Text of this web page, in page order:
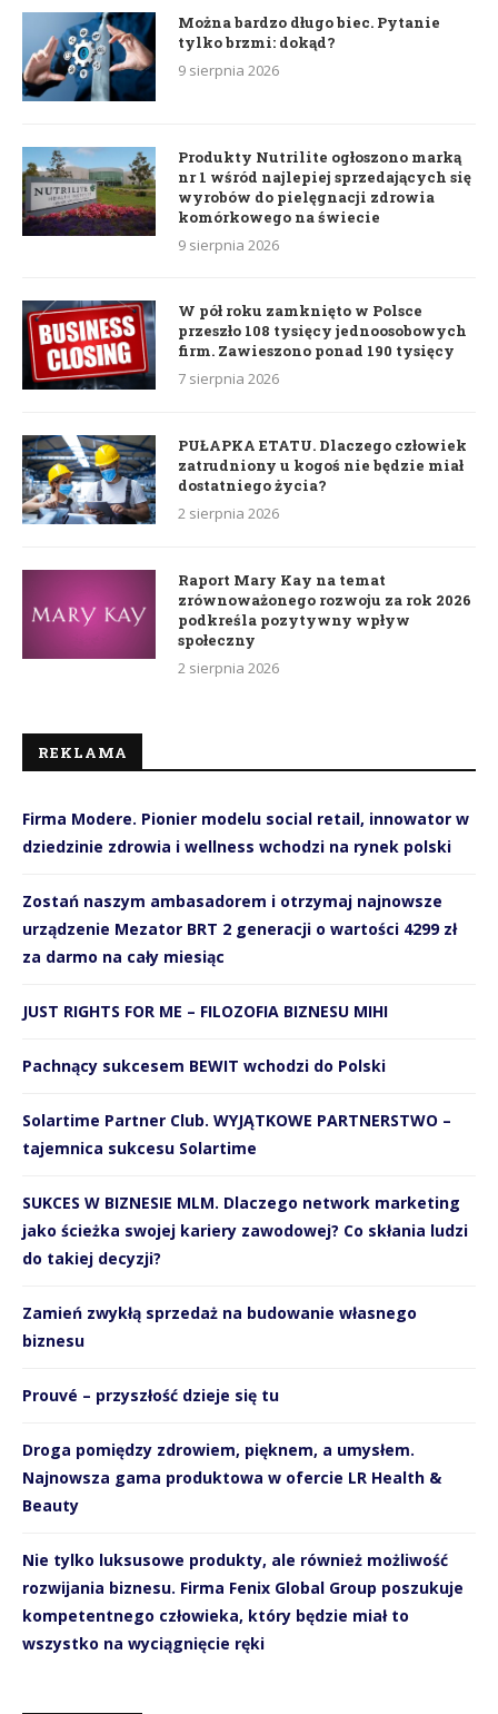
Można bardzo długo biec. Pytanie
tylko brzmi: dokąd?
9 sierpnia 2026
Produkty Nutrilite ogłoszono marką
nr 1 wśród najlepiej sprzedających się
wyrobów do pielęgnacji zdrowia
komórkowego na świecie
9 sierpnia 2026
W pół roku zamknięto w Polsce
przeszło 108 tysięcy jednoosobowych
firm. Zawieszono ponad 190 tysięcy
7 sierpnia 2026
PUŁAPKA ETATU. Dlaczego człowiek
zatrudniony u kogoś nie będzie miał
dostatniego życia?
2 sierpnia 2026
Raport Mary Kay na temat
zrównoważonego rozwoju za rok 2026
podkreśla pozytywny wpływ
społeczny
2 sierpnia 2026
REKLAMA
Firma Modere. Pionier modelu social retail, innowator w
dziedzinie zdrowia i wellness wchodzi na rynek polski
Zostań naszym ambasadorem i otrzymaj najnowsze
urządzenie Mezator BRT 2 generacji o wartości 4299 zł
za darmo na cały miesiąc
JUST RIGHTS FOR ME – FILOZOFIA BIZNESU MIHI
Pachnący sukcesem BEWIT wchodzi do Polski
Solartime Partner Club. WYJĄTKOWE PARTNERSTWO –
tajemnica sukcesu Solartime
SUKCES W BIZNESIE MLM. Dlaczego network marketing
jako ścieżka swojej kariery zawodowej? Co skłania ludzi
do takiej decyzji?
Zamień zwykłą sprzedaż na budowanie własnego
biznesu
Prouvé – przyszłość dzieje się tu
Droga pomiędzy zdrowiem, pięknem, a umysłem.
Najnowsza gama produktowa w ofercie LR Health &
Beauty
Nie tylko luksusowe produkty, ale również możliwość
rozwijania biznesu. Firma Fenix Global Group poszukuje
kompetentnego człowieka, który będzie miał to
wszystko na wyciągnięcie ręki